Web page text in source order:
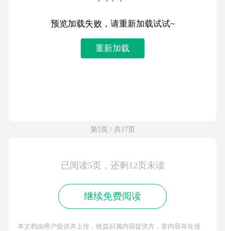
预览加载失败，请重新加载试试~
重新加载
第5页 / 共17页
已阅读5页，还剩12页未读
继续免费阅读
本文档由用户提供并上传，收益归属内容提供方，若内容存在侵